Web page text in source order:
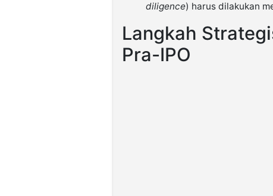
diligence) harus dilakukan
Langkah
Pra-IPO